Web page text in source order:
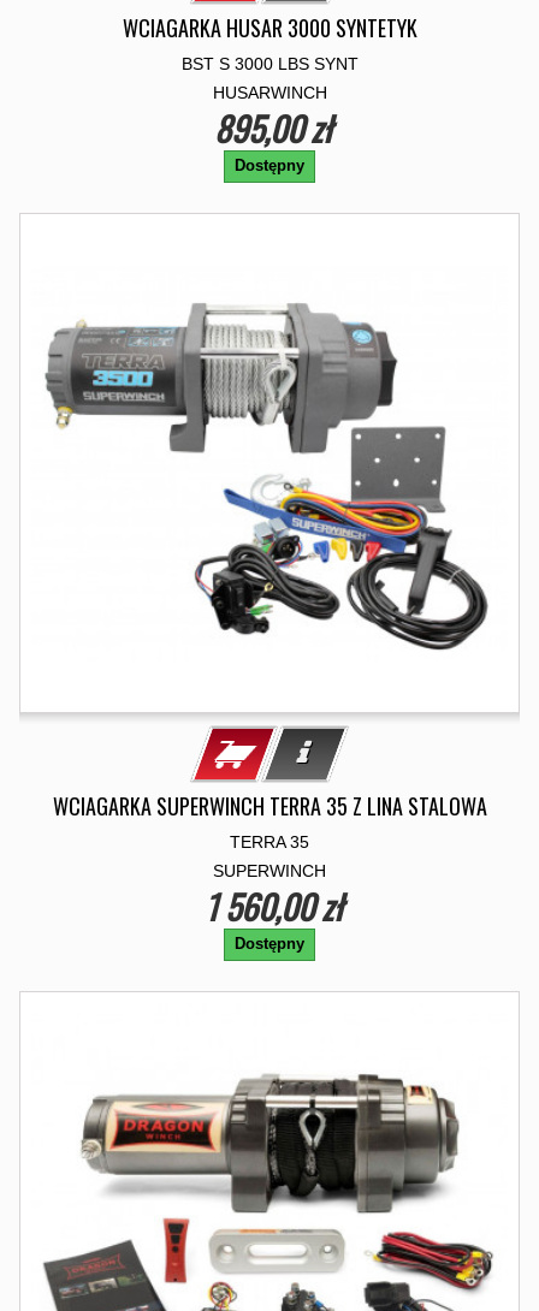
WCIAGARKA HUSAR 3000 SYNTETYK
BST S 3000 LBS SYNT
HUSARWINCH
895,00 zł
Dostępny
WCIAGARKA SUPERWINCH TERRA 35 Z LINA STALOWA
TERRA 35
SUPERWINCH
1 560,00 zł
Dostępny